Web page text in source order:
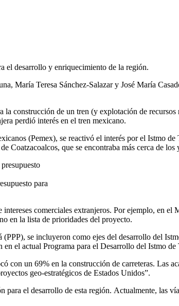
el desarrollo y enriquecimiento de la región.
Teresa Sánchez-Salazar y José María
construcción de un tren (y explotación de
perdió interés en el tren mexicano.
(Pemex), se reactivó el interés por el Istmo
que se encontraba más cerca de
para
comerciales extranjeros. Por ejemplo, en
en la lista de prioridades del proyecto.
se incluyeron como ejes del desarrollo del
el actual Programa para el Desarrollo del Istmo
con un 69% en la construcción de carreteras. Las
geo-estratégicos de Estados Unidos”.
el desarrollo de esta región. Actualmente, las